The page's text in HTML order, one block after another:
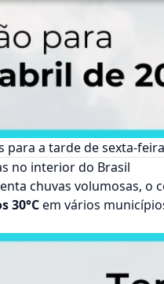
a tarde de sexta-
no interior do Brasil
chuvas volumosas, o
30°Cem vários